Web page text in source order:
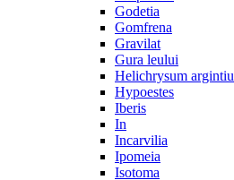
Godetia
Gomfrena
Gravilat
Gura leului
Helichrysum argintiu
Hypoestes
Iberis
In
Incarvilia
Ipomeia
Isotoma